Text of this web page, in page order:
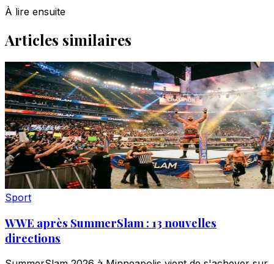
À lire ensuite
Articles similaires
Sport
WWE après SummerSlam : 13 nouvelles
directions